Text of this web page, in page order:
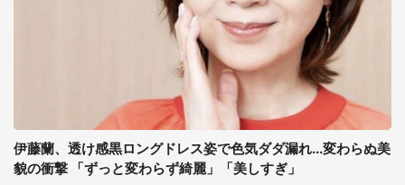
伊藤蘭、透け感黒ロングドレス姿で色気ダダ漏れ...変わらぬ美
貌の衝撃 「ずっと変わらず綺麗」「美しすぎ」